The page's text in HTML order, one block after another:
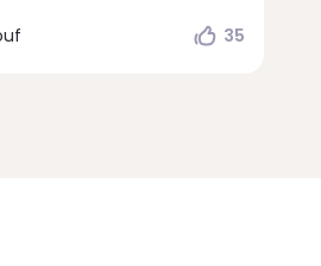
35